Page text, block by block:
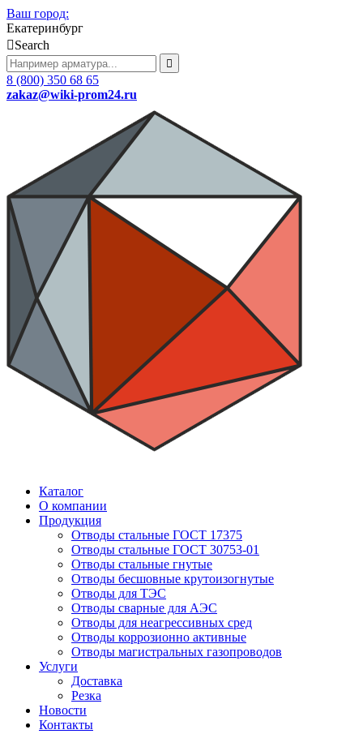
Ваш город:
Екатеринбург
Search
8 (800) 350 68 65
zakaz@wiki-prom24.ru
Каталог
О компании
Продукция
Отводы стальные ГОСТ 17375
Отводы стальные ГОСТ 30753-01
Отводы стальные гнутые
Отводы бесшовные крутоизогнутые
Отводы для ТЭС
Отводы сварные для АЭС
Отводы для неагрессивных сред
Отводы коррозионно активные
Отводы магистральных газопроводов
Услуги
Доставка
Резка
Новости
Контакты